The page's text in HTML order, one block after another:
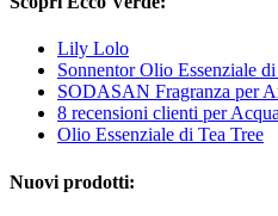
Lily Lolo
Sonnentor Olio Essenziale
SODASAN Fragranza per
8 recensioni clienti per
Olio Essenziale di Tea Tree
Nuovi prodotti: